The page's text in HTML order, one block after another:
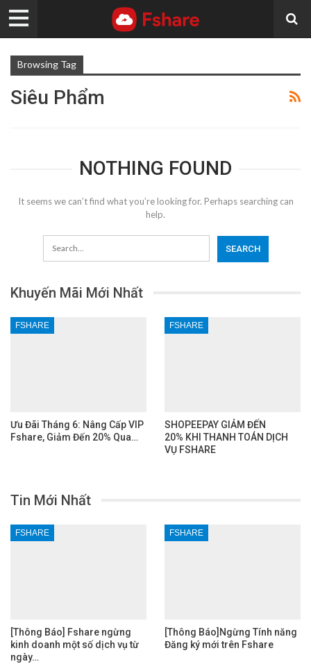
Browsing Tag
Siêu Phẩm
NOTHING FOUND
It seems we can’t find what you’re looking for. Perhaps searching can
help.
Khuyến Mãi Mới Nhất
FSHARE
Ưu Đãi Tháng 6: Nâng Cấp VIP
Fshare, Giảm Đến 20% Qua…
FSHARE
SHOPEEPAY GIẢM ĐẾN
20% KHI THANH TOÁN DỊCH
VỤ FSHARE
Tin Mới Nhất
FSHARE
[Thông Báo] Fshare ngừng
kinh doanh một số dịch vụ từ
ngày…
FSHARE
[Thông Báo]Ngừng Tính năng
Đăng ký mới trên Fshare